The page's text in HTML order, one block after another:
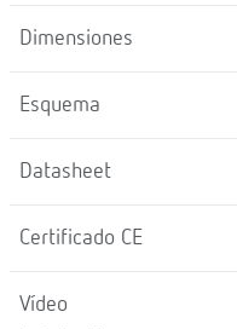
Dimensiones
Esquema
Datasheet
Certificado CE
Vídeo